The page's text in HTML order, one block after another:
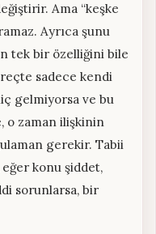
Ama “keşke
Ayrıca şunu
tek bir özelliğini bile
sadece kendi
gelmiyorsa ve bu
o zaman ilişkinin
gerekir. Tabii
konu şiddet,
sorunlarsa, bir